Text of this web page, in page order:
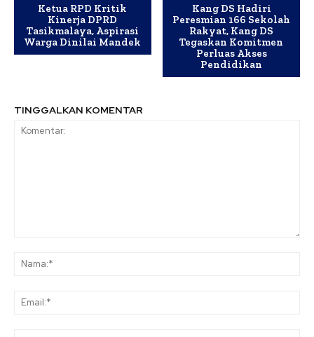
Ketua RPD Kritik
Kinerja DPRD
Tasikmalaya, Aspirasi
Warga Dinilai Mandek
Kang DS Hadiri
Peresmian 166 Sekolah
Rakyat, Kang DS
Tegaskan Komitmen
Perluas Akses
Pendidikan
TINGGALKAN KOMENTAR